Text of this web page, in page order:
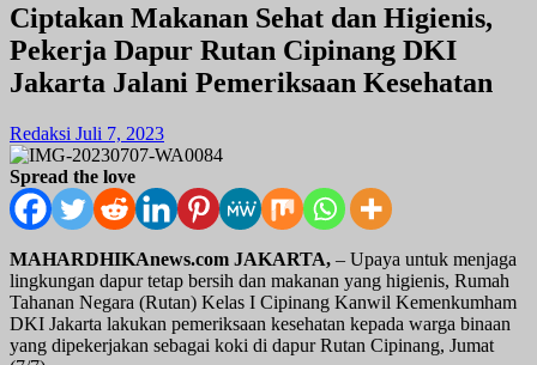
Ciptakan Makanan Sehat dan Higienis,
Pekerja Dapur Rutan Cipinang DKI
Jakarta Jalani Pemeriksaan Kesehatan
Redaksi Juli 7, 2023
Spread the love
MAHARDHIKAnews.com JAKARTA, – Upaya untuk menjaga
lingkungan dapur tetap bersih dan makanan yang higienis, Rumah
Tahanan Negara (Rutan) Kelas I Cipinang Kanwil Kemenkumham
DKI Jakarta lakukan pemeriksaan kesehatan kepada warga binaan
yang dipekerjakan sebagai koki di dapur Rutan Cipinang, Jumat